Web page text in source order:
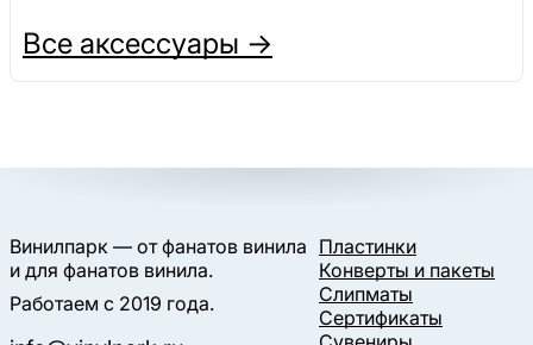
Все аксессуары →
Винилпарк — от фанатов винила
и для фанатов винила.
Работаем с 2019 года.
Пластинки
Конверты и пакеты
Слипматы
Сертификаты